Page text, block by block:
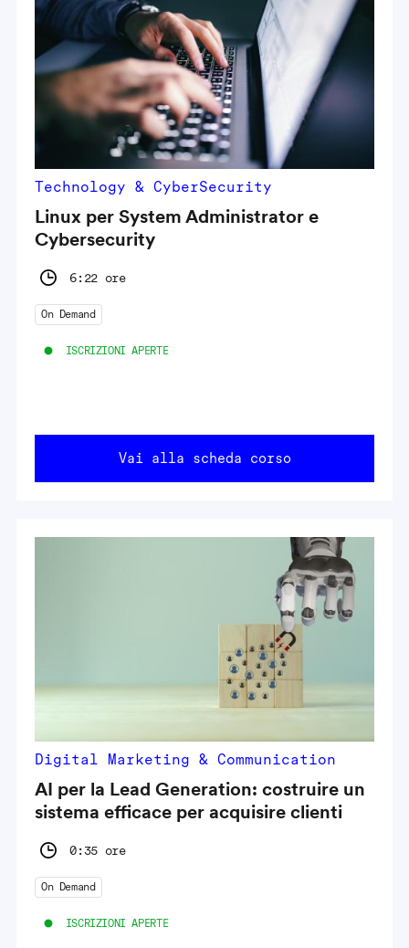
Technology & CyberSecurity
Linux per System Administrator e
Cybersecurity
6:22 ore
On Demand
ISCRIZIONI APERTE
Vai alla scheda corso
Digital Marketing & Communication
AI per la Lead Generation: costruire un
sistema efficace per acquisire clienti
0:35 ore
On Demand
ISCRIZIONI APERTE